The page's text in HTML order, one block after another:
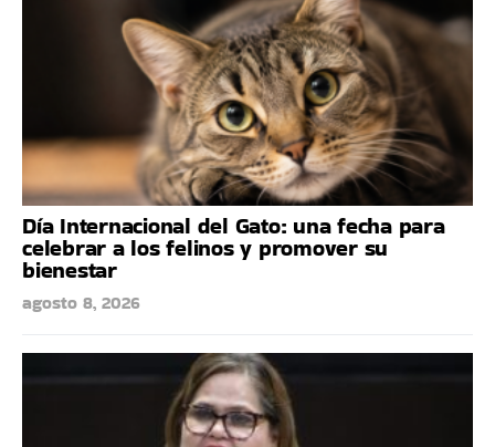
Día Internacional del Gato: una fecha para
celebrar a los felinos y promover su
bienestar
agosto 8, 2026